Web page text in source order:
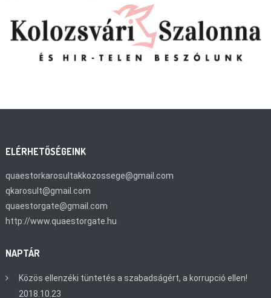
ELÉRHETŐSÉGEINK
quaestorkarosultakkozossege@gmail.com
qkarosult@gmail.com
quaestorgate@gmail.com
http://www.quaestorgate.hu
NAPTÁR
Közös ellenzéki tüntetés a szabadságért, a korrupció ellen!
2018.10.23